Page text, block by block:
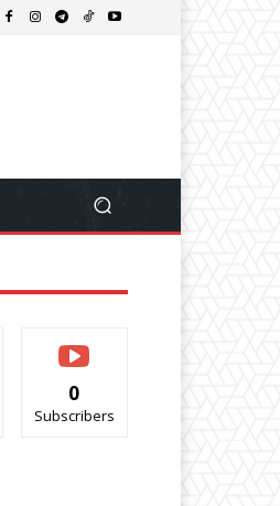
0
Subscribers